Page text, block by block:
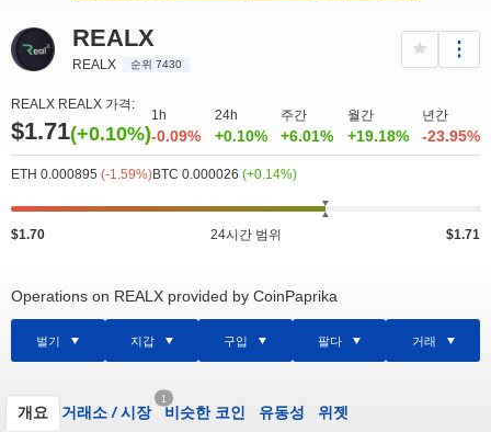
REALX
REALX 순위 7430
REALX REALX 가격:
$1.71(+0.10%)
1h
-0.09%
24h
+0.10%
주간
+6.01%
월간
+19.18%
년간
-23.95%
ETH 0.000895 (-1.59%)BTC 0.000026 (+0.14%)
$1.70 24시간 범위 $1.71
Operations on REALX provided by CoinPaprika
벌기 지갑 구입 팔다 거래
개요 거래소 /시장
1
비슷한 코인 유동성 위젯